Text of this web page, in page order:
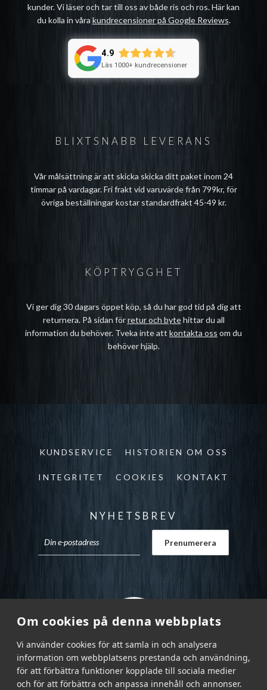
Om cookies på denna webbplats
Vi använder cookies för att samla in och analysera
information om webbplatsens prestanda och användning,
för att förbättra funktioner kopplade till sociala medier
och för att förbättra och anpassa innehåll och annonser.
BLIXTSNABB LEVERANS
Vår målsättning är att skicka skicka ditt paket inom 24
timmar på vardagar. Fri frakt vid varuvärde från 799kr, för
övriga beställningar kostar standardfrakt 45-49 kr.
kunder. Vi läser och tar till oss av både ris och ros. Här kan
du kolla in våra kundrecensioner på Google Reviews.
4.9
Läs 1000+ kundrecensioner
KÖPTRYGGHET
Vi ger dig 30 dagars öppet köp, så du har god tid på dig att
returnera. På sidan förretur och bytehittar du all
information du behöver. Tveka inte att kontakta oss om du
behöver hjälp.
KUNDSERVICE HISTORIEN OM OSS
INTEGRITET COOKIES KONTAKT
NYHETSBREV